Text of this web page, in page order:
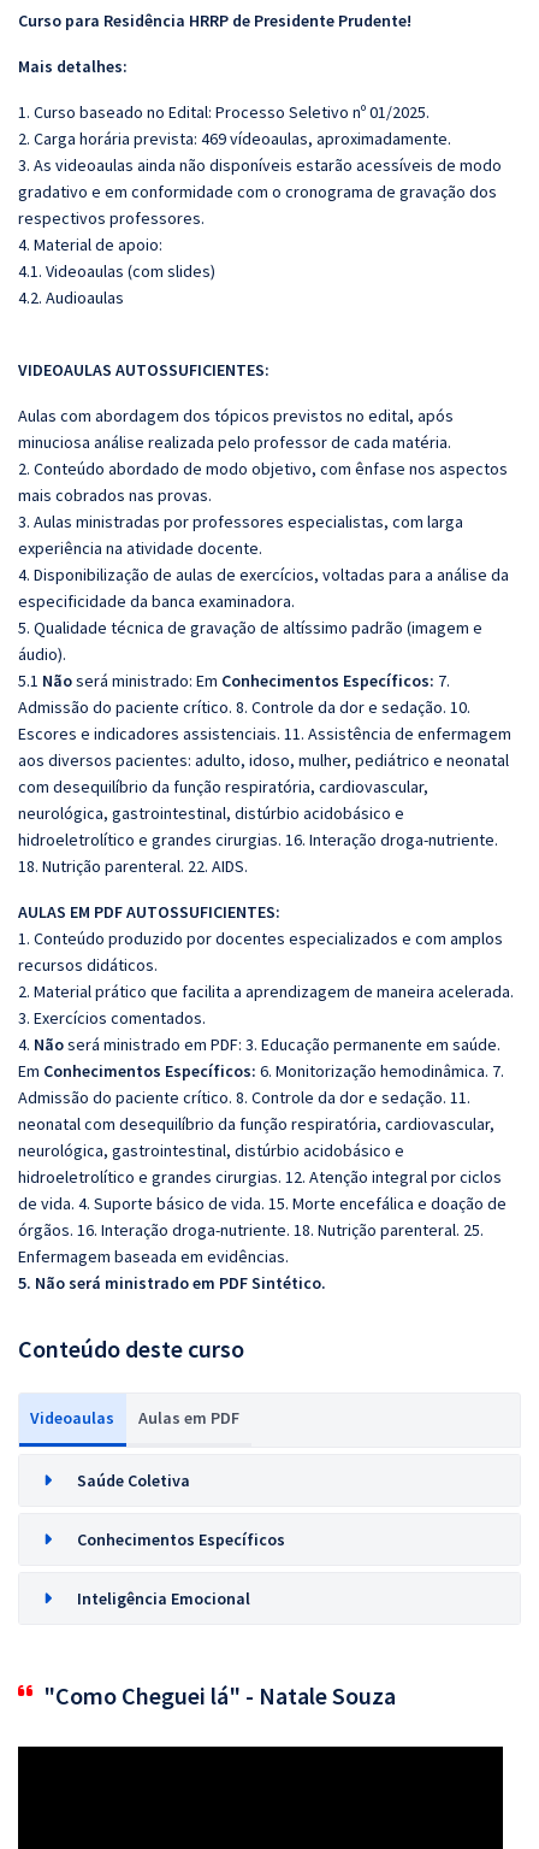
Curso para Residência HRRP de Presidente Prudente!
Mais detalhes:
1. Curso baseado no Edital: Processo Seletivo nº 01/2025.
2. Carga horária prevista: 469 vídeoaulas, aproximadamente.
3. As videoaulas ainda não disponíveis estarão acessíveis de modo
gradativo e em conformidade com o cronograma de gravação dos
respectivos professores.
4. Material de apoio:
4.1. Videoaulas (com slides)
4.2. Audioaulas
VIDEOAULAS AUTOSSUFICIENTES:
Aulas com abordagem dos tópicos previstos no edital, após
minuciosa análise realizada pelo professor de cada matéria.
2. Conteúdo abordado de modo objetivo, com ênfase nos aspectos
mais cobrados nas provas.
3. Aulas ministradas por professores especialistas, com larga
experiência na atividade docente.
4. Disponibilização de aulas de exercícios, voltadas para a análise da
especificidade da banca examinadora.
5. Qualidade técnica de gravação de altíssimo padrão (imagem e
áudio).
5.1 Nãoserá ministrado: Em Conhecimentos Específicos: 7.
Admissão do paciente crítico. 8. Controle da dor e sedação. 10.
Escores e indicadores assistenciais. 11. Assistência de enfermagem
aos diversos pacientes: adulto, idoso, mulher, pediátrico e neonatal
com desequilíbrio da função respiratória, cardiovascular,
neurológica, gastrointestinal, distúrbio acidobásico e
hidroeletrolítico e grandes cirurgias. 16. Interação droga-nutriente.
18. Nutrição parenteral. 22. AIDS.
AULAS EM PDF AUTOSSUFICIENTES:
1. Conteúdo produzido por docentes especializados e com amplos
recursos didáticos.
2. Material prático que facilita a aprendizagem de maneira acelerada.
3. Exercícios comentados.
4. Nãoserá ministrado em PDF: 3. Educação permanente em saúde.
Em Conhecimentos Específicos: 6. Monitorização hemodinâmica. 7.
Admissão do paciente crítico. 8. Controle da dor e sedação. 11.
neonatal com desequilíbrio da função respiratória, cardiovascular,
neurológica, gastrointestinal, distúrbio acidobásico e
hidroeletrolítico e grandes cirurgias. 12. Atenção integral por ciclos
de vida. 4. Suporte básico de vida. 15. Morte encefálica e doação de
órgãos. 16. Interação droga-nutriente. 18. Nutrição parenteral. 25.
Enfermagem baseada em evidências.
5. Não será ministrado em PDF Sintético.
Conteúdo deste curso
Videoaulas Aulas em PDF
Saúde Coletiva
Conhecimentos Específicos
Inteligência Emocional
"Como Cheguei lá" - Natale Souza